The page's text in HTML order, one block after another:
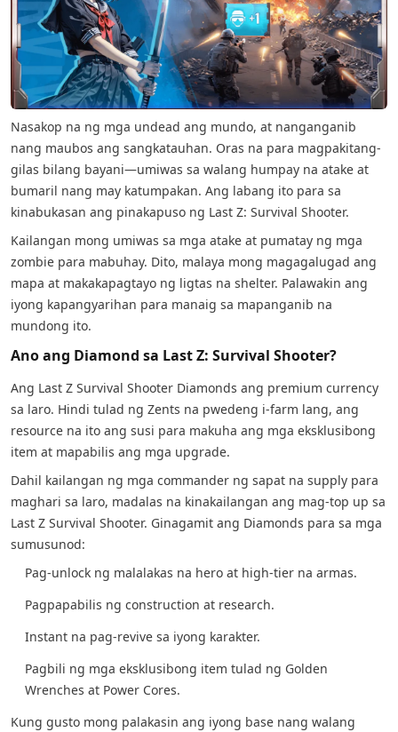
Nasakop na ng mga undead ang mundo, at nanganganib
nang maubos ang sangkatauhan. Oras na para magpakitang-
gilas bilang bayani—umiwas sa walang humpay na atake at
bumaril nang may katumpakan. Ang labang ito para sa
kinabukasan ang pinakapuso ng Last Z: Survival Shooter.
Kailangan mong umiwas sa mga atake at pumatay ng mga
zombie para mabuhay. Dito, malaya mong magagalugad ang
mapa at makakapagtayo ng ligtas na shelter. Palawakin ang
iyong kapangyarihan para manaig sa mapanganib na
mundong ito.
Ano ang Diamond sa Last Z: Survival Shooter?
Ang Last Z Survival Shooter Diamonds ang premium currency
sa laro. Hindi tulad ng Zents na pwedeng i-farm lang, ang
resource na ito ang susi para makuha ang mga eksklusibong
item at mapabilis ang mga upgrade.
Dahil kailangan ng mga commander ng sapat na supply para
maghari sa laro, madalas na kinakailangan ang mag-top up sa
Last Z Survival Shooter. Ginagamit ang Diamonds para sa mga
sumusunod:
Pag-unlock ng malalakas na hero at high-tier na armas.
Pagpapabilis ng construction at research.
Instant na pag-revive sa iyong karakter.
Pagbili ng mga eksklusibong item tulad ng Golden
Wrenches at Power Cores.
Kung gusto mong palakasin ang iyong base nang walang